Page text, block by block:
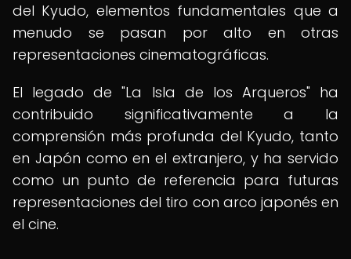
del Kyudo, elementos fundamentales que a
menudo se pasan por alto en otras
representaciones cinematográficas.
El legado de "La Isla de los Arqueros" ha
contribuido significativamente a la
comprensión más profunda del Kyudo, tanto
en Japón como en el extranjero, y ha servido
como un punto de referencia para futuras
representaciones del tiro con arco japonés en
el cine.